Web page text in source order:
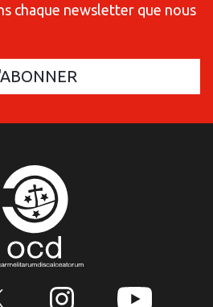
chaque newsletter que nous